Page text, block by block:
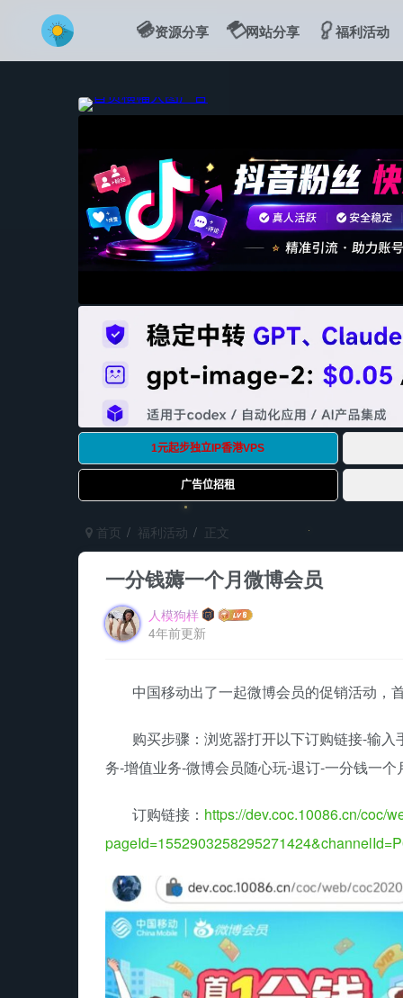
🍔资源分享 💻网站分享 🍗福利活动
首页 福利活动 正文
一分钱薅一个月微博会员
人模狗样
4年前更新
中国移动出了一起微博会员的促销活动，
购买步骤：浏览器打开以下订购链接-输入
务-增值业务-微博会员随心玩-退订-一分钱一个
订购链接： https://dev.coc.10086.cn/coc/